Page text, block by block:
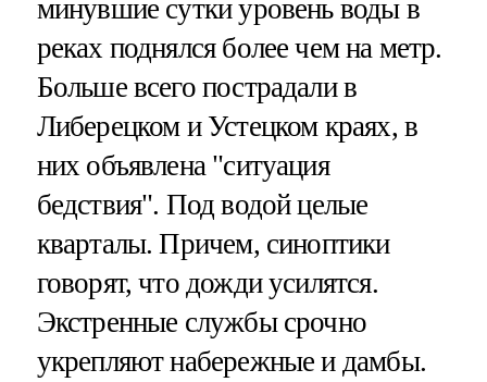
минувшие сутки уровень воды в
реках поднялся более чем на метр.
Больше всего пострадали в
Либерецком и Устецком краях, в
них объявлена "ситуация
бедствия". Под водой целые
кварталы. Причем, синоптики
говорят, что дожди усилятся.
Экстренные службы срочно
укрепляют набережные и дамбы.